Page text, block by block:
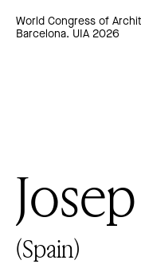
World Congress of
Barcelona. UIA 2026
(Spain)